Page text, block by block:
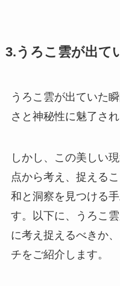
3.うろこ雲が出て
うろこ雲が出ていた
さと神秘性に魅了さ
しかし、この美しい
点から考え、捉える
和と洞察を見つける
す。以下に、うろこ
に考え捉えるべきか
チをご紹介します。